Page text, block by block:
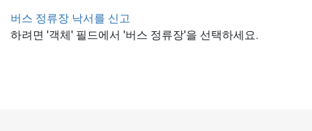
버스 정류장 낙서를 신고
하려면 '객체' 필드에서 '버스 정류장'을 선택하세요.